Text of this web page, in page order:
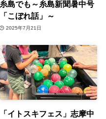
糸島でも～糸島新聞暑中号
「こぼれ話」～
2025年7月21日
「イトスキフェス」志摩中